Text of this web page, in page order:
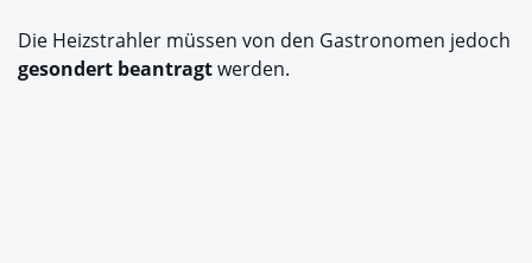
Die Heizstrahler müssen von den Gastronomen jedoch
gesondert beantragtwerden.